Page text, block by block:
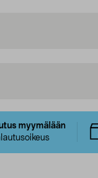
myymälään